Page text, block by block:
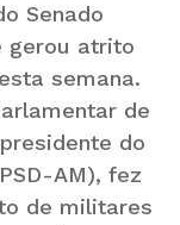
Senado
gerou atrito
semana.
de
do
AM), fez
de militares